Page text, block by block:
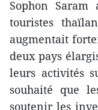
Sophon
touristes
augmentait
deux pays
leurs activités
souhaité que
soutenir les